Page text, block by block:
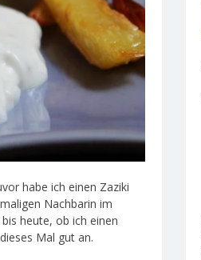
habe ich einen Zaziki
Nachbarin im
heute, ob ich einen
Mal gut an.